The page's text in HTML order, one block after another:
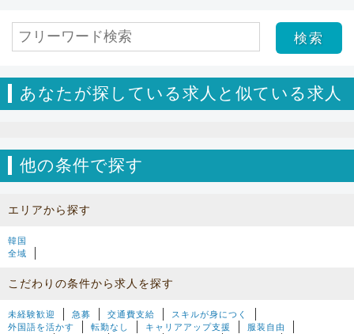
あなたが探している求人と似ている求人
他の条件で探す
エリアから探す
韓国
全域
こだわりの条件から求人を探す
未経験歓迎 急募 交通費支給
スキルが身につく
外国語を活かす
転勤なし キャリアアップ支援
服装自由